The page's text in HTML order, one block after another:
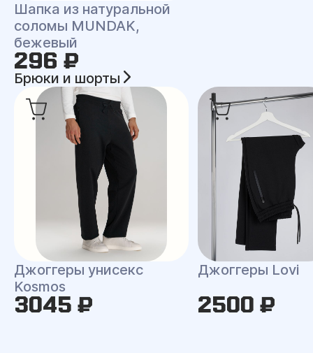
Шапка из натуральной
соломы MUNDAK,
бежевый
296 ₽
Брюки и шорты
Джоггеры унисекс
Kosmos
3045 ₽
Джоггеры Lovi
2500 ₽